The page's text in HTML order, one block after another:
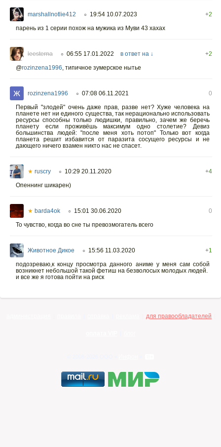
marshallnotlie412 ○ 19:54 10.07.2023
+2
парень из 1 серии похож на мужика из Муви 43 хахах
leesterna ○ 06:55 17.01.2022 в ответ на ↓
+2
@rozinzena1996, типичное зумерское нытье
rozinzena1996 ○ 07:08 06.11.2021
0
Первый "злодей" очень даже прав, разве нет? Хуже человека на
планете нет ни единого существа, так нерационально использовать
ресурсы способны только людишки, правильно, зачем же беречь
планету если проживёшь максимум одно столетие? Девиз
большинства людей: "после меня хоть потоп" Только вот когда
планета решит избавится от паразита сосущего ресурсы и не
дающего ничего взамен никто нас не спасет.
★ ruscry ○ 10:29 20.11.2020
+4
Опеннинг шикарен)
★ barda4ok ○ 15:01 30.06.2020
0
То чувство, когда во сне ты превозмогатель всего
Животное Дикое ○ 15:56 11.03.2020
+1
подозреваю,к концу просмотра данного аниме у меня сам собой
возникнет небольшой такой фетиш на безволосых молодых людей.
и все же я готова пойти на риск
для правообладателей